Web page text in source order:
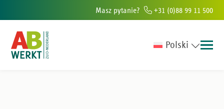
południowej Holandii
Masz pytanie? +31 (0)88 99 11 500
Polski